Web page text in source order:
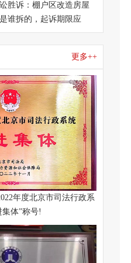
胜诉：棚户区改造房屋
谁拆的，起诉期限应
更多++
年度北京市司法行政系
体”称号!